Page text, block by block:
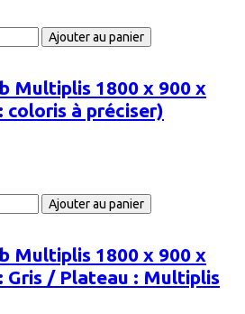
Multiplis 1800 x 900 x
coloris à préciser)
Multiplis 1800 x 900 x
Gris / Plateau : Multiplis